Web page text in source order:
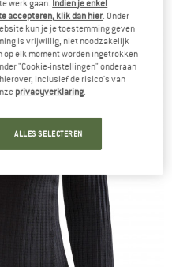
werk gaan. Indien je enkel
accepteren, klik dan hier . Onder
kun je je toestemming geven
is vrijwillig, niet noodzakelijk
op elk moment worden ingetrokken
"Cookie-instellingen" onderaan
inclusief de risico's van
privacyverklaring
ALLES SELECTEREN